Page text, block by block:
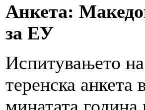
Анкета:
за ЕУ
Испитувањето
теренска